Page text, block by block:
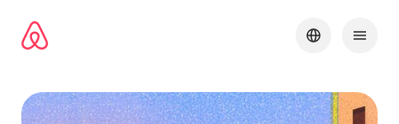
Inhalten
springen